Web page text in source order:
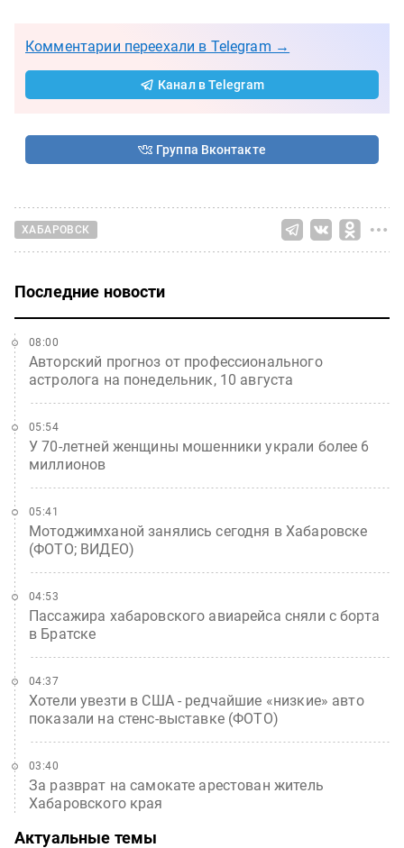
Комментарии переехали в Telegram →
Канал в Telegram
Группа Вконтакте
ХАБАРОВСК
Последние новости
Авторский прогноз от профессионального
астролога на понедельник, 10 августа
08:00
У 70-летней женщины мошенники украли более 6
миллионов
05:54
Мотоджимханой занялись сегодня в Хабаровске
(ФОТО; ВИДЕО)
05:41
Пассажира хабаровского авиарейса сняли с борта
в Братске
04:53
Хотели увезти в США - редчайшие «низкие» авто
показали на стенс-выставке (ФОТО)
04:37
За разврат на самокате арестован житель
Хабаровского края
03:40
Актуальные темы